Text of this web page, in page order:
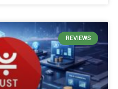
REVIEWS